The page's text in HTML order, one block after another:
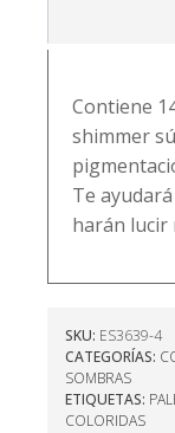
Contiene
shimmer
Te
harán lucir
SKU: ES3639-4
CATEGORÍAS:
SOMBRAS
ETIQUETAS:
COLORIDAS